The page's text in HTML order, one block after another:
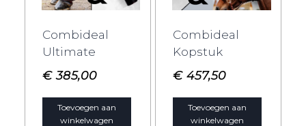
Combideal
Ultimate
€385,00
Toevoegen aan
winkelwagen
Combideal
Kopstuk
€ 457,50
Toevoegen aan
winkelwagen